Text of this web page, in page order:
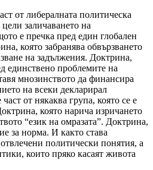
от либералната политическа
заличаването на
е пречка пред един глобален
която забранява обвързването
на задължения. Доктрина,
единствено проблемите на
мнозинството да финансира
на всеки декларирал
от някаква група, която се е
която нарича изричането
“език на омразата”. Доктрина,
за норма. И както става
политически понятия, а
които пряко касаят живота